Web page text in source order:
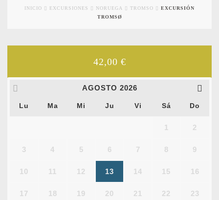
INICIO EXCURSIONES NORUEGA TROMSO
EXCURSIÓN
TROMSØ
42,00 €
AGOSTO 2026
Lu Ma Mi Ju Vi Sá Do
1 2
3 4 5 6 7 8 9
10 11 12 13 14 15 16
17 18 19 20 21 22 23